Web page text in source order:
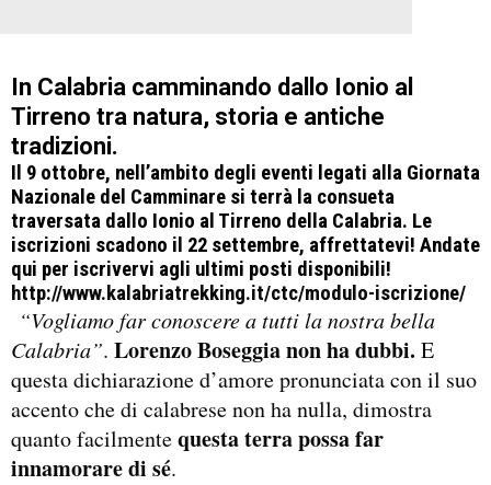
In Calabria camminando dallo Ionio al
Tirreno tra natura, storia e antiche
tradizioni.
Il 9 ottobre, nell’ambito degli eventi legati alla Giornata
Nazionale del Camminare si terrà la consueta
traversata dallo Ionio al Tirreno della Calabria. Le
iscrizioni scadono il 22 settembre, affrettatevi! Andate
qui per iscrivervi agli ultimi posti disponibili!
http://www.kalabriatrekking.it/ctc/modulo-iscrizione/
“Vogliamo far conoscere a tutti la nostra bella
Calabria”. Lorenzo Boseggia non ha dubbi. E
questa dichiarazione d’amore pronunciata con il suo
accento che di calabrese non ha nulla, dimostra
quanto facilmentequesta terra possa far
innamorare di sé.